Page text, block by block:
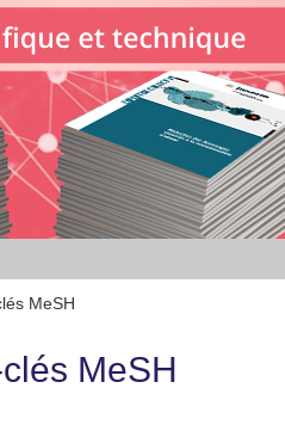
MeSH
MeSH